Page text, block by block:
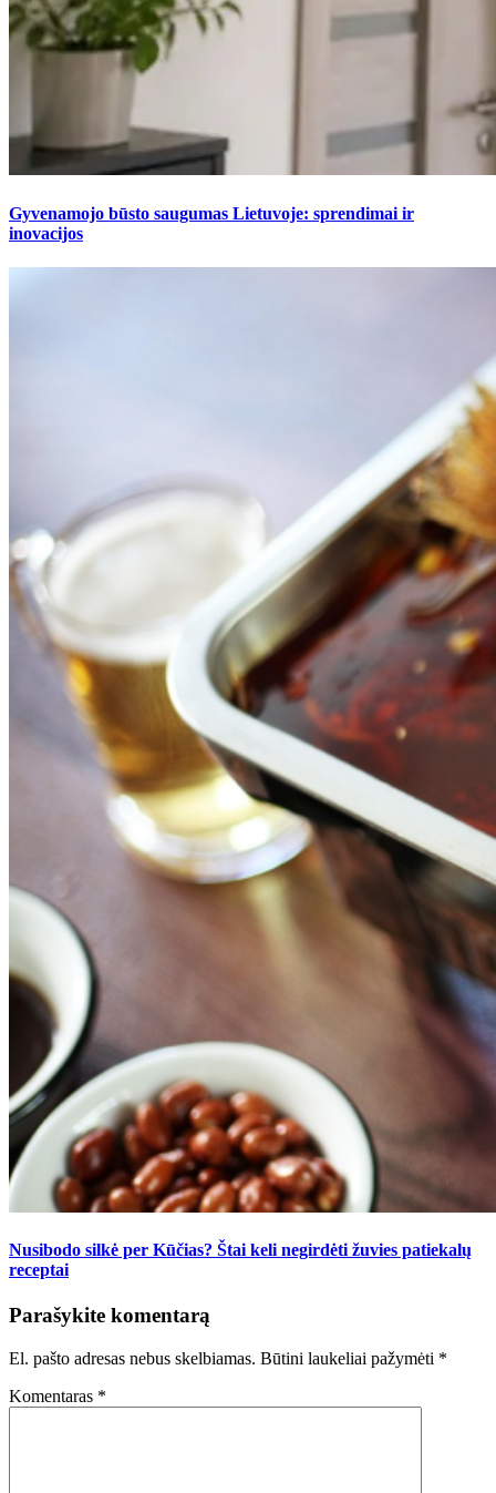
Gyvenamojo būsto saugumas Lietuvoje: sprendimai ir
inovacijos
Nusibodo silkė per Kūčias? Štai keli negirdėti žuvies patiekalų
receptai
Parašykite komentarą
El. pašto adresas nebus skelbiamas. Būtini laukeliai pažymėti *
Komentaras *